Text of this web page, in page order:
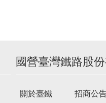
國營臺灣鐵路股
關於臺鐵
招商公